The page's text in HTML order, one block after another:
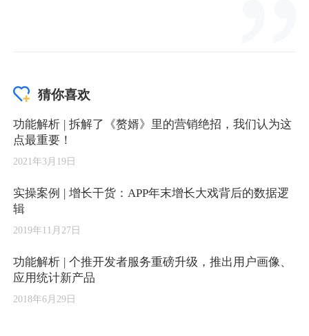
猜你喜欢
功能解析 | 拆解了《赘婿》里的营销绝招，我们认为这
点最重要！
2021年3月19日
实操案例 | 增长干货：APP年末增长大戏背后的数据逻
辑
2019年11月27日
功能解析 | 个推开发者服务重磅升级，推出用户画像、
应用统计新产品
2018年6月29日